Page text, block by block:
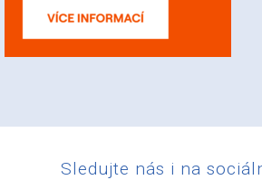
Sledujte nás i na